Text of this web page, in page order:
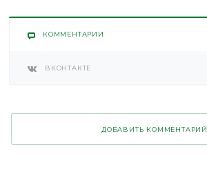
КОММЕНТАРИИ
ВКОНТАКТЕ
ДОБАВИТЬ КОММЕНТАРИЙ